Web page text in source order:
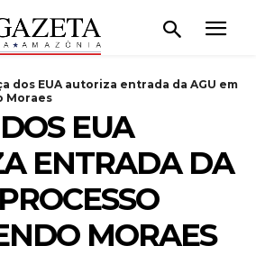
dos EUA autoriza entrada da AGU em
Moraes
EUA
ENTRADA DA
MORAES